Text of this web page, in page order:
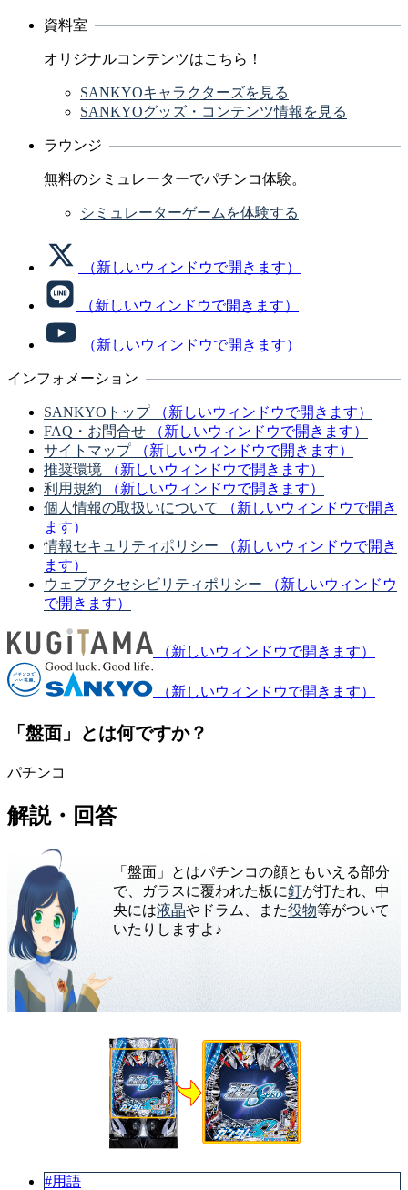
資料室
オリジナルコンテンツはこちら！
SANKYOキャラクターズを見る
SANKYOグッズ・コンテンツ情報を見る
ラウンジ
無料のシミュレーターでパチンコ体験。
シミュレーターゲームを体験する
（新しいウィンドウで開きます）
（新しいウィンドウで開きます）
（新しいウィンドウで開きます）
インフォメーション
SANKYOトップ
（新しいウィンドウで開きます）
FAQ・お問合せ
（新しいウィンドウで開きます）
サイトマップ
（新しいウィンドウで開きます）
推奨環境
（新しいウィンドウで開きます）
利用規約
（新しいウィンドウで開きます）
個人情報の取扱いについて
（新しいウィンドウで開き
ます）
情報セキュリティポリシー
（新しいウィンドウで開き
ます）
ウェブアクセシビリティポリシー
（新しいウィンドウ
で開きます）
（新しいウィンドウで開きます）
（新しいウィンドウで開きます）
「盤面」とは何ですか？
パチンコ
解説・回答
「盤面」とはパチンコの顔ともいえる部分
で、ガラスに覆われた板に釘が打たれ、中
央には液晶やドラム、また役物等がついて
いたりしますよ♪
#用語